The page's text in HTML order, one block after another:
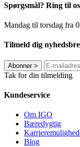
Spørgsmål? Ring til
Mandag til torsdag fra
Tilmeld dig
Abonner>
Tak for din tilmelding
Kundeservice
Om IGO
Bæredygtig
Blog